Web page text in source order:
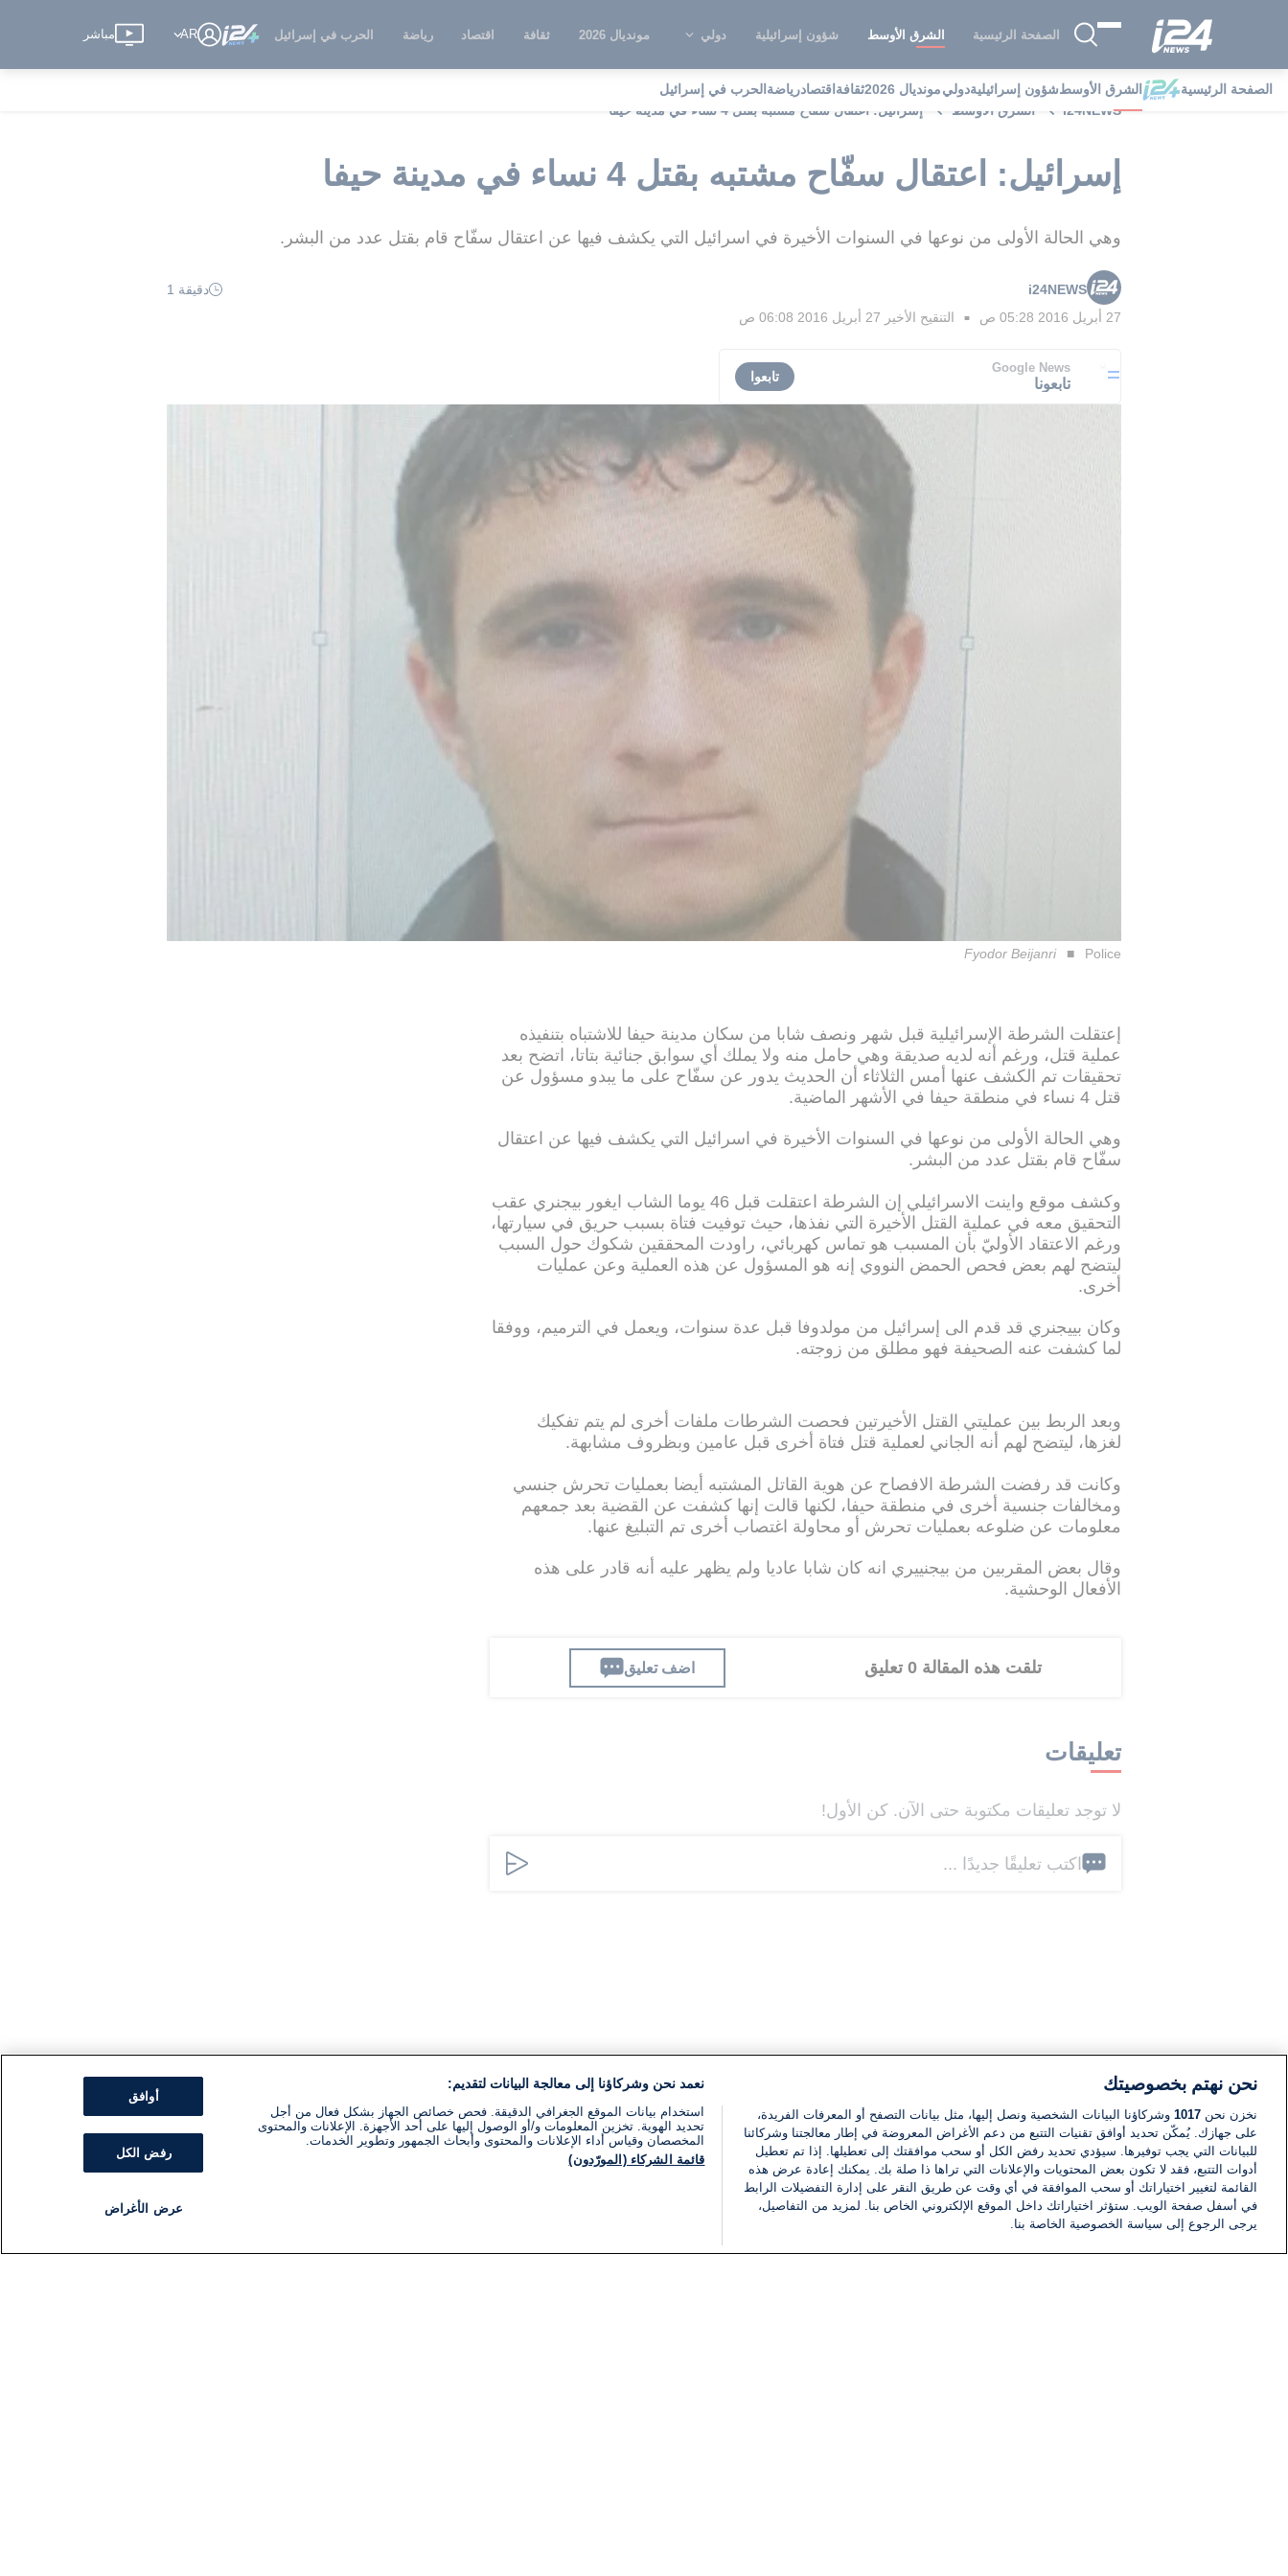
الصفحة الرئيسية الشرق الأوسط شؤون إسرائيلية دولي مونديال 2026 ثقافة اقتصاد رياضة الحرب في إسرائيل AR مباشر
الصفحة الرئيسية الشرق الأوسطشؤون إسرائيليةدوليمونديال 2026 ثقافة اقتصادرياضة الحرب في إسرائيل
i24NEWS
الشرق الأوسط إسرائيل: اعتقال سفّاح مشتبه بقتل 4 نساء في مدينة حيفا
إسرائيل: اعتقال سفّاح مشتبه بقتل 4 نساء في مدينة حيفا
وهي الحالة الأولى من نوعها في السنوات الأخيرة في اسرائيل التي يكشف فيها عن اعتقال سفّاح قام بقتل عدد من البشر.
i24NEWS
دقيقة 1
27 أبريل 2016 05:28 ص
■ التنقيح الأخير 27 أبريل 2016 06:08 ص
Google News
تابعونا تابعوا
Fyodor Beijanri Police
إعتقلت الشرطة الإسرائيلية قبل شهر ونصف شابا من سكان مدينة حيفا للاشتباه بتنفيذه
عملية قتل، ورغم أنه لديه صديقة وهي حامل منه ولا يملك أي سوابق جنائية بتاتا، اتضح بعد
تحقيقات تم الكشف عنها أمس الثلاثاء أن الحديث يدور عن سفّاح على ما يبدو مسؤول عن
قتل 4 نساء في منطقة حيفا في الأشهر الماضية.
وهي الحالة الأولى من نوعها في السنوات الأخيرة في اسرائيل التي يكشف فيها عن اعتقال
سفّاح قام بقتل عدد من البشر.
وكشف موقع واينت الاسرائيلي إن الشرطة اعتقلت قبل 46 يوما الشاب ايغور بيجنري عقب
التحقيق معه في عملية القتل الأخيرة التي نفذها، حيث توفيت فتاة بسبب حريق في سيارتها،
ورغم الاعتقاد الأوليّ بأن المسبب هو تماس كهربائي، راودت المحققين شكوك حول السبب
ليتضح لهم بعض فحص الحمض النووي إنه هو المسؤول عن هذه العملية وعن عمليات
أخرى.
وكان بييجنري قد قدم الى إسرائيل من مولدوفا قبل عدة سنوات، ويعمل في الترميم، ووفقا
لما كشفت عنه الصحيفة فهو مطلق من زوجته.
وبعد الربط بين عمليتي القتل الأخيرتين فحصت الشرطات ملفات أخرى لم يتم تفكيك
لغزها، ليتضح لهم أنه الجاني لعملية قتل فتاة أخرى قبل عامين وبظروف مشابهة.
وكانت قد رفضت الشرطة الافصاح عن هوية القاتل المشتبه أيضا بعمليات تحرش جنسي
ومخالفات جنسية أخرى في منطقة حيفا، لكنها قالت إنها كشفت عن القضية بعد جمعهم
معلومات عن ضلوعه بعمليات تحرش أو محاولة اغتصاب أخرى تم التبليغ عنها.
وقال بعض المقربين من بيجنييري انه كان شابا عاديا ولم يظهر عليه أنه قادر على هذه
الأفعال الوحشية.
تلقت هذه المقالة 0 تعليق اضف تعليق
تعليقات
لا توجد تعليقات مكتوبة حتى الآن. كن الأول!
اكتب تعليقًا جديدًا ...
نحن نهتم بخصوصيتك
نخزن نحن 1017 وشركاؤنا البيانات الشخصية ونصل إليها، مثل بيانات التصفح أو المعرفات الفريدة،
على جهازك. يُمكّن تحديد أوافق تقنيات التتبع من دعم الأغراض المعروضة في إطار معالجتنا وشركائنا
للبيانات التي يجب توفيرها. سيؤدي تحديد رفض الكل أو سحب موافقتك إلى تعطيلها. إذا تم تعطيل
أدوات التتبع، فقد لا تكون بعض المحتويات والإعلانات التي تراها ذا صلة بك. يمكنك إعادة عرض هذه
القائمة لتغيير اختياراتك أو سحب الموافقة في أي وقت عن طريق النقر على إدارة التفضيلات الرابط
في أسفل صفحة الويب. ستؤثر اختياراتك داخل الموقع الإلكتروني الخاص بنا. لمزيد من التفاصيل،
يرجى الرجوع إلى سياسة الخصوصية الخاصة بنا.
نعمد نحن وشركاؤنا إلى معالجة البيانات لتقديم:
استخدام بيانات الموقع الجغرافي الدقيقة. فحص خصائص الجهاز بشكل فعال من أجل
تحديد الهوية. تخزين المعلومات و/أو الوصول إليها على أحد الأجهزة. الإعلانات والمحتوى
المخصصان وقياس أداء الإعلانات والمحتوى وأبحاث الجمهور وتطوير الخدمات.
قائمة الشركاء (المورّدون)
أوافق
رفض الكل
عرض الأغراض